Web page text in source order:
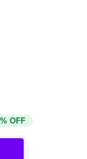
OFF